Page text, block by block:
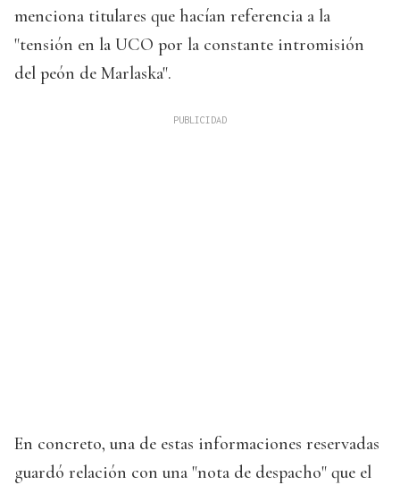
menciona titulares que hacían referencia a la
"tensión en la UCO por la constante intromisión
del peón de Marlaska".
En concreto, una de estas informaciones reservadas
guardó relación con una "nota de despacho" que el